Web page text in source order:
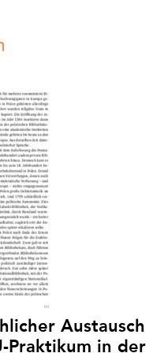
Austausch
Praktikum in der